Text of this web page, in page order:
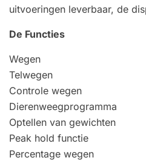
uitvoeringen leverbaar, de
De Functies
Wegen
Telwegen
Controle wegen
Dierenweegprogramma
Optellen van gewichten
Peak hold functie
Percentage wegen